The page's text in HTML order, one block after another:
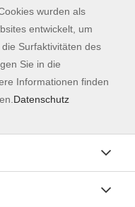
Kontaktformular
Impressum
AGB
Datenschutzerklärung
wurden als
entwickelt, um
Surfaktivitäten des
Sie in die
Informationen finden
Datenschutz